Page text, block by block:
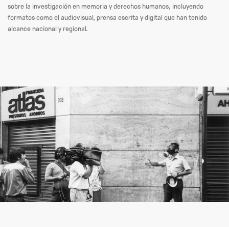
sobre la investigación en memoria y derechos humanos, incluyendo
formatos como el audiovisual, prensa escrita y digital que han tenido
alcance nacional y regional.